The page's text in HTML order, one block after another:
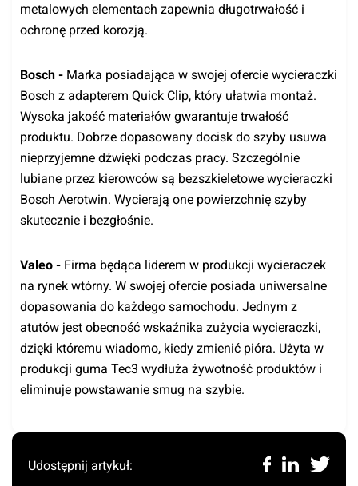
metalowych elementach zapewnia długotrwałość i
ochronę przed korozją.
Bosch - Marka posiadająca w swojej ofercie wycieraczki
Bosch z adapterem Quick Clip, który ułatwia montaż.
Wysoka jakość materiałów gwarantuje trwałość
produktu. Dobrze dopasowany docisk do szyby usuwa
nieprzyjemne dźwięki podczas pracy. Szczególnie
lubiane przez kierowców są bezszkieletowe wycieraczki
Bosch Aerotwin. Wycierają one powierzchnię szyby
skutecznie i bezgłośnie.
Valeo - Firma będąca liderem w produkcji wycieraczek
na rynek wtórny. W swojej ofercie posiada uniwersalne
dopasowania do każdego samochodu. Jednym z
atutów jest obecność wskaźnika zużycia wycieraczki,
dzięki któremu wiadomo, kiedy zmienić pióra. Użyta w
produkcji guma Tec3 wydłuża żywotność produktów i
eliminuje powstawanie smug na szybie.
Udostępnij artykuł: